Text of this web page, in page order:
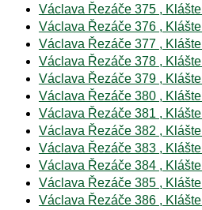
Václava Řezáče 375 ,
Václava Řezáče 376 ,
Václava Řezáče 377 ,
Václava Řezáče 378 ,
Václava Řezáče 379 ,
Václava Řezáče 380 ,
Václava Řezáče 381 ,
Václava Řezáče 382 ,
Václava Řezáče 383 ,
Václava Řezáče 384 ,
Václava Řezáče 385 ,
Václava Řezáče 386 ,